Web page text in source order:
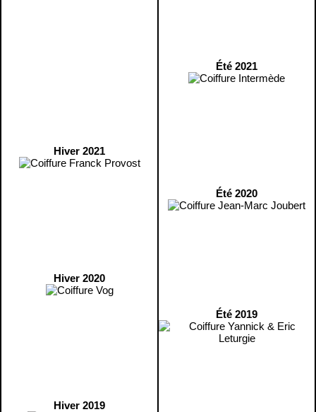
Hiver 2021
Hiver 2020
Hiver 2019
Été 2021
Été 2020
Été 2019